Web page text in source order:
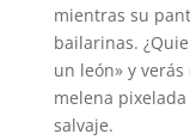
mientras su
bailarinas.
un león» y
melena
salvaje.